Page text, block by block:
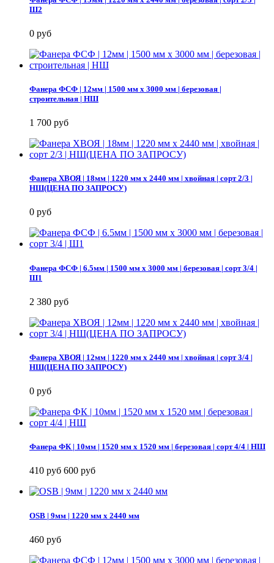
Ш2
0 руб
Фанера ФСФ | 12мм | 1500 мм х 3000 мм | березовая |
строительная | НШ
1 700 руб
Фанера ХВОЯ | 18мм | 1220 мм х 2440 мм | хвойная | сорт 2/3 |
НШ(ЦЕНА ПО ЗАПРОСУ)
0 руб
Фанера ФСФ | 6.5мм | 1500 мм х 3000 мм | березовая | сорт 3/4 |
Ш1
2 380 руб
Фанера ХВОЯ | 12мм | 1220 мм х 2440 мм | хвойная | сорт 3/4 |
НШ(ЦЕНА ПО ЗАПРОСУ)
0 руб
Фанера ФК | 10мм | 1520 мм х 1520 мм | березовая | сорт 4/4 | НШ
410 руб 600 руб
OSB | 9мм | 1220 мм х 2440 мм
460 руб